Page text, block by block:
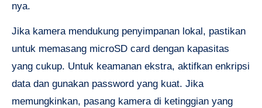
nya.
Jika kamera mendukung penyimpanan lokal, pastikan
untuk memasang microSD card dengan kapasitas
yang cukup. Untuk keamanan ekstra, aktifkan enkripsi
data dan gunakan password yang kuat. Jika
memungkinkan, pasang kamera di ketinggian yang